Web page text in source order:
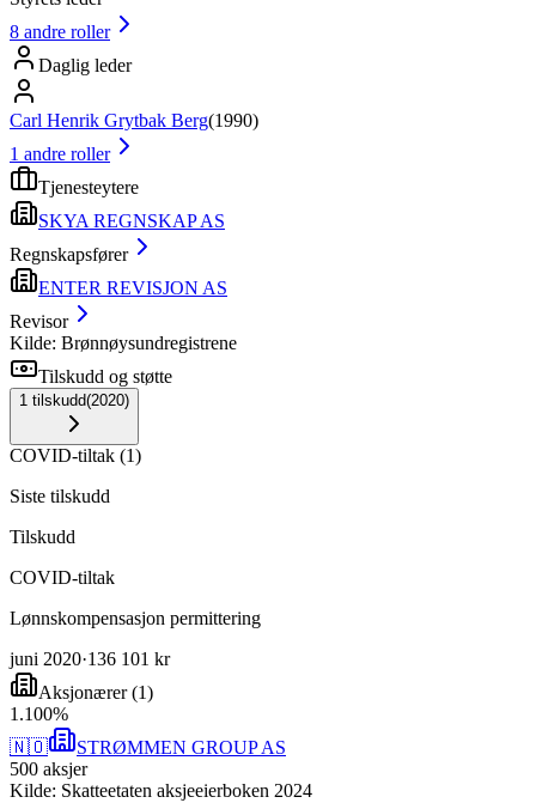
8 andre roller
Daglig leder
Carl Henrik Grytbak Berg(1990)
1 andre roller
Tjenesteytere
SKYA REGNSKAP AS
Regnskapsfører
ENTER REVISJON AS
Revisor
Kilde: Brønnøysundregistrene
Tilskudd og støtte
1 tilskudd(2020)
COVID-tiltak (1)
Siste tilskudd
Tilskudd
COVID-tiltak
Lønnskompensasjon permittering
juni 2020·136 101 kr
Aksjonærer(1)
1 .100%
🇳🇴
STRØMMEN GROUP AS
500 aksjer
Kilde: Skatteetaten aksjeeierboken 2024